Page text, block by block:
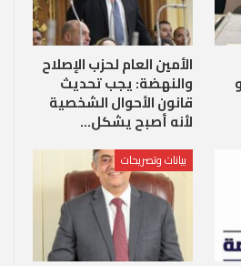
الأمين العام لحزب الإصلاح
والنهضة: يجب تحديث
قانون الأحوال الشخصية
لأنه أصبح يشكل…
بيانات وتصريحات